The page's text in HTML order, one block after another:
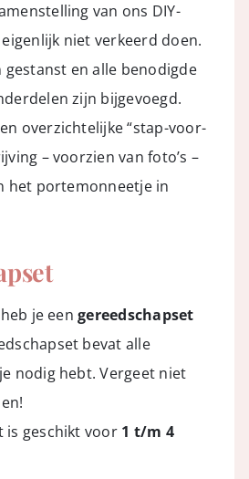
van ons DIY-
niet verkeerd doen.
en alle benodigde
zijn bijgevoegd.
overzichtelijke “stap-voor-
– voorzien van foto’s –
het portemonneetje in
je eengereedschapset
bevat alle
nodig hebt. Vergeet niet
is geschikt voor 1 t/m 4